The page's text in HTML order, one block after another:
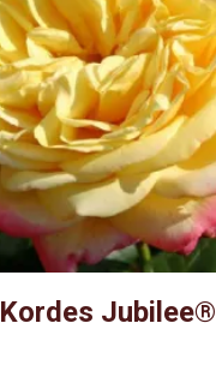
Kordes Jubilee®